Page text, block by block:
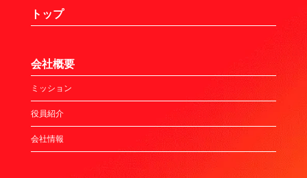
トップ
会社概要
ミッション
役員紹介
会社情報